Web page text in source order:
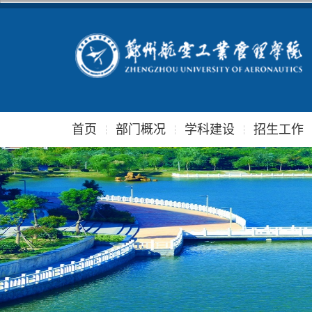
首页 部门概况 学科建设 招生工作